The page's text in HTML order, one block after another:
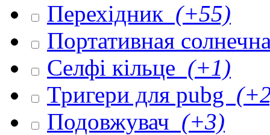
Перехідник (+55)
Портативная
Селфі кільце (+1)
Тригери для pubg
Подовжувач (+3)